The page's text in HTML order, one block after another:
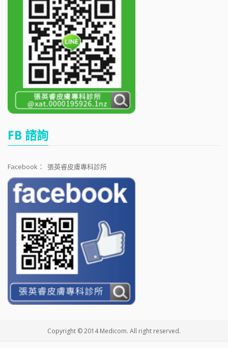
FB 諮詢
Facebook： 張英睿皮膚專科診所
Copyright © 2014 Medicom. All right reserved.